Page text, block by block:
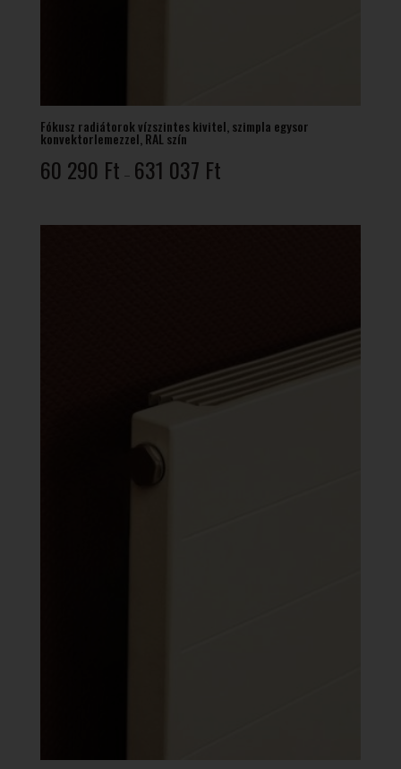
Fókusz radiátorok vízszintes kivitel, szimpla egysor
konvektorlemezzel, RAL szín
60 290 Ft – 631 037 Ft60
-